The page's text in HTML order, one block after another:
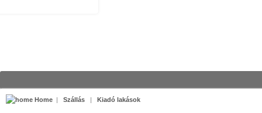
Home | Szállás | Kiadó lakások